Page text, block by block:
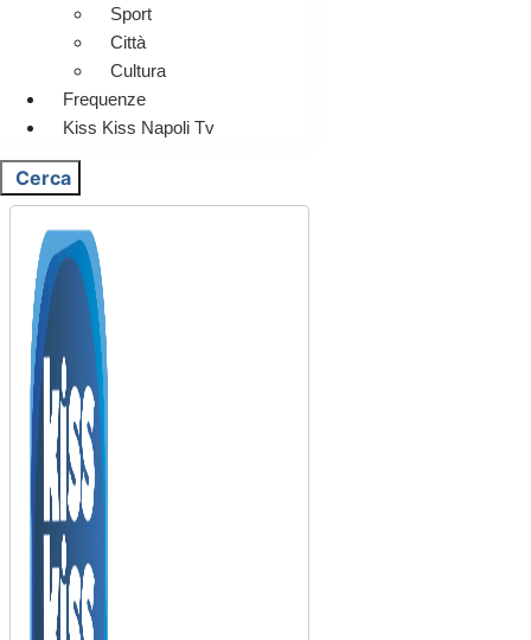
Sport
Città
Cultura
Frequenze
Kiss Kiss Napoli Tv
Cerca